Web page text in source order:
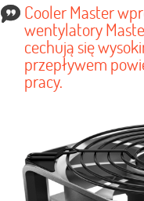
Cooler Master
wentylatory
cechują się
przepływem
pracy.